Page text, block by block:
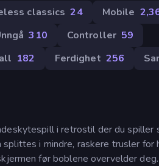
classics 24 Mobile
310 Controller 59
182 Ferdighet 256
i retrostil der du
i mindre, raskere trusler
før boblene overvelder